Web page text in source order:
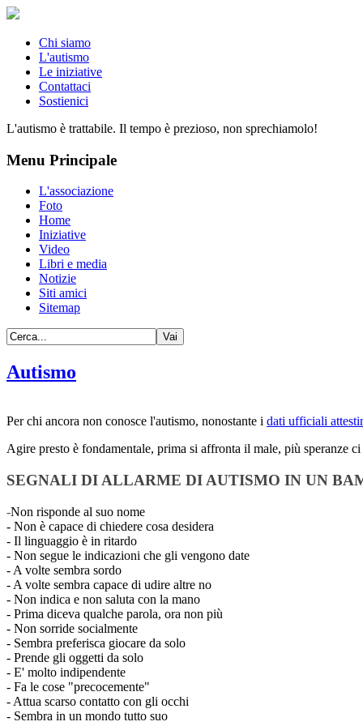
Chi siamo
L'autismo
Le iniziative
Contattaci
Sostienici
L'autismo è trattabile. Il tempo è prezioso, non sprechiamolo!
Menu Principale
L'associazione
Foto
Home
Iniziative
Video
Libri e media
Notizie
Siti amici
Sitemap
Autismo
Per chi ancora non conosce l'autismo, nonostante i dati ufficiali
Agire presto è fondamentale, prima si affronta il male, più speranze
SEGNALI DI ALLARME DI AUTISMO IN UN
-Non risponde al suo nome
- Non è capace di chiedere cosa desidera
- Il linguaggio è in ritardo
- Non segue le indicazioni che gli vengono date
- A volte sembra sordo
- A volte sembra capace di udire altre no
- Non indica e non saluta con la mano
- Prima diceva qualche parola, ora non più
- Non sorride socialmente
- Sembra preferisca giocare da solo
- Prende gli oggetti da solo
- E' molto indipendente
- Fa le cose "precocemente"
- Attua scarso contatto con gli occhi
- Sembra in un mondo tutto suo